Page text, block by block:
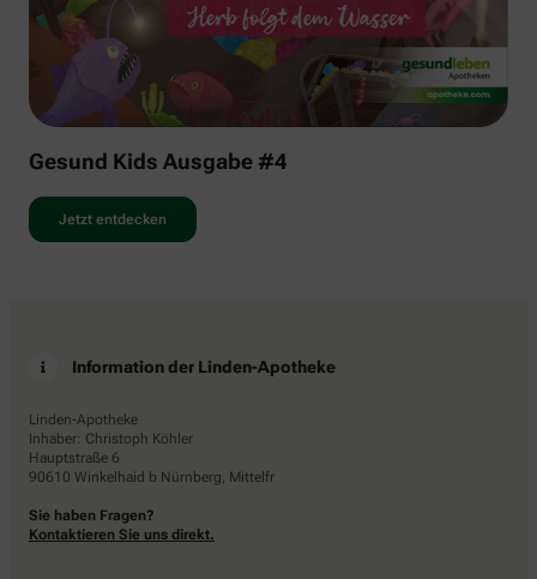
Gesund Kids Ausgabe #4
Jetzt entdecken
Information der Linden-Apotheke
Linden-Apotheke
Inhaber: Christoph Köhler
Hauptstraße 6
90610 Winkelhaid b Nürnberg, Mittelfr
Sie haben Fragen?
Kontaktieren Sie uns direkt.